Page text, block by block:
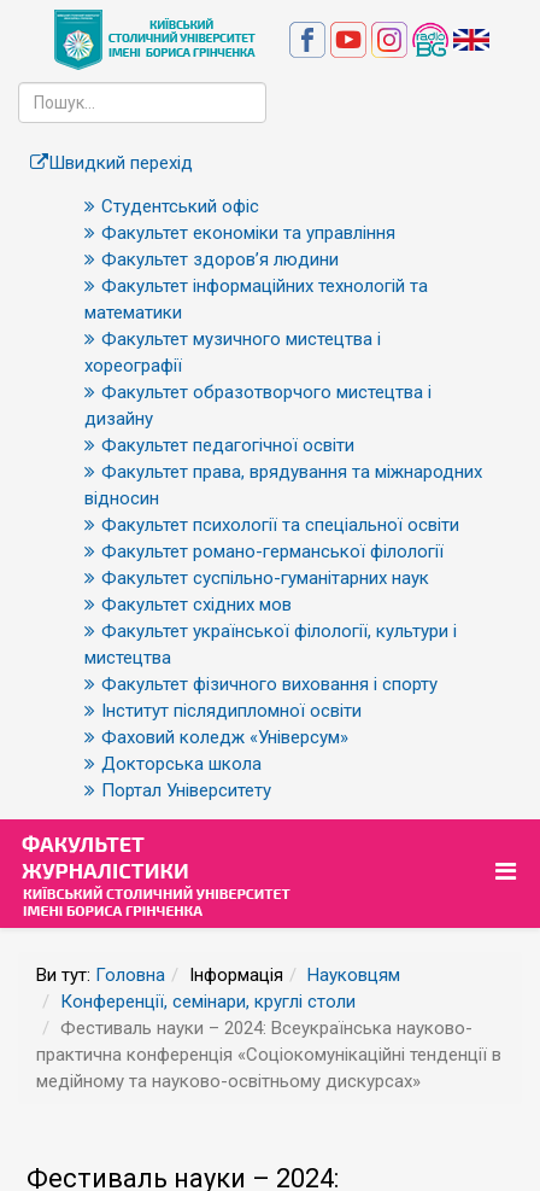
Швидкий перехід
Студентський офіс
Факультет економіки та управління
Факультет здоров’я людини
Факультет інформаційних технологій та
математики
Факультет музичного мистецтва і
хореографії
Факультет образотворчого мистецтва і
дизайну
Факультет педагогічної освіти
Факультет права, врядування та міжнародних
відносин
Факультет психології та спеціальної освіти
Факультет романо-германської філології
Факультет суспільно-гуманітарних наук
Факультет східних мов
Факультет української філології, культури і
мистецтва
Факультет фізичного виховання і спорту
Інститут післядипломної освіти
Фаховий коледж «Універсум»
Докторська школа
Портал Університету
Ви тут: Головна Інформація
Науковцям
Конференції, семінари, круглі столи
Фестиваль науки – 2024: Всеукраїнська науково-
практична конференція «Соціокомунікаційні тенденції в
медійному та науково-освітньому дискурсах»
Фестиваль науки – 2024: